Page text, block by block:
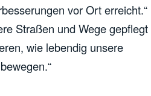
vor Ort erreicht.“
Straßen und Wege gepflegt
wie lebendig unsere